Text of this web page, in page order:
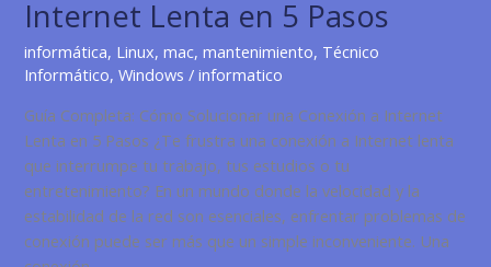
Internet Lenta en 5 Pasos
informática, Linux,mac,mantenimiento, Técnico
Informático,Windows /informatico
Guía Completa: Cómo Solucionar una Conexión a Internet
Lenta en 5 Pasos ¿Te frustra una conexión a Internet lenta
que interrumpe tu trabajo, tus estudios o tu
entretenimiento? En un mundo donde la velocidad y la
estabilidad de la red son esenciales, enfrentar problemas de
conexión puede ser más que un simple inconveniente. Una